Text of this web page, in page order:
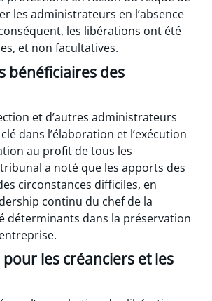
les administrateurs en l’absence
les libérations ont été
et non facultatives.
bénéficiaires des
et d’autres administrateurs
dans l’élaboration et l’exécution
au profit de tous les
a noté que les apports des
circonstances difficiles, en
continu du chef de la
déterminants dans la préservation
pour les créanciers et les